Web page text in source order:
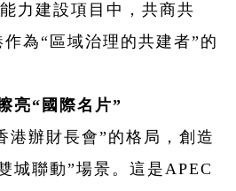
力建設項目中，共商共
為“區域治理的共建者”的
亮“國際名片”
港辦財長會”的格局，創造
城聯動”場景。這是APEC